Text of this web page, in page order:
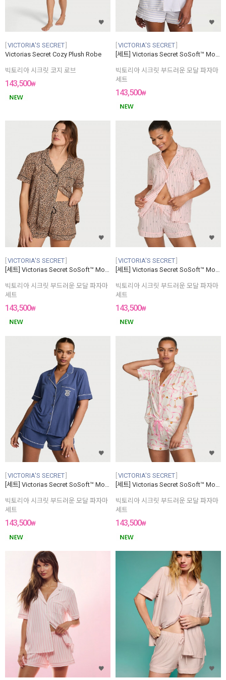
VICTORIA'S SECRET
Victorias Secret Cozy Plush Robe
빅토리아 시크릿 코지 로브
143,500₩
VICTORIA'S SECRET
빅토리아 시크릿 부드러운 모달 파자마
세트
143,500₩
VICTORIA'S SECRET
빅토리아 시크릿 부드러운 모달 파자마
세트
143,500₩
VICTORIA'S SECRET
빅토리아 시크릿 부드러운 모달 파자마
세트
143,500₩
VICTORIA'S SECRET
[세트] Victorias Secret SoSoft™ Modal Short Pajama Set
빅토리아 시크릿 부드러운 모달 파자마
세트
143,500₩
VICTORIA'S SECRET
[세트] Victorias Secret SoSoft™ Modal Short Pajama Set
빅토리아 시크릿 부드러운 모달 파자마
세트
143,500₩